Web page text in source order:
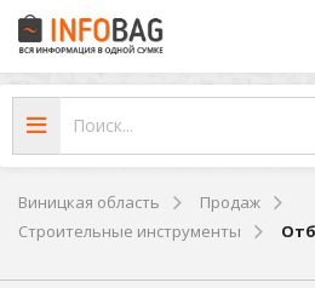
Виницкая область
Продаж
Строительные инструменты